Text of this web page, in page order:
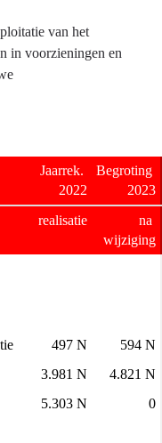
van het
in voorzieningen en
Jaarrek.
2022
Begroting
2023
realisatie
na
wijziging
497 N
594 N
3.981 N
4.821 N
5.303 N 0